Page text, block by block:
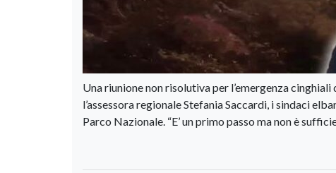
Una riunione non risolutiva per l’emergenza
l’assessora regionale Stefania Saccardi, i sindaci
Parco Nazionale. “E’ un primo passo ma non è